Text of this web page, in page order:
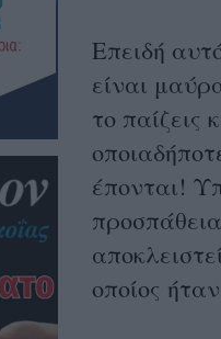
Επειδή
είναι
το παίζεις
έπονται!
οποίος